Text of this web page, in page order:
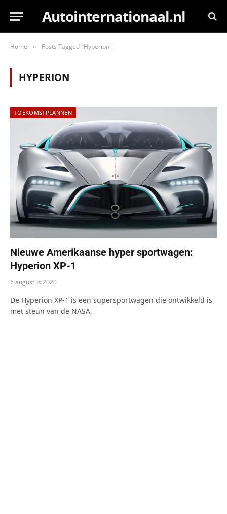
Autointernationaal.nl
Home » Posts Tagged "Hyperion"
HYPERION
TOEKOMSTPLANNEN
Nieuwe Amerikaanse hyper sportwagen:
Hyperion XP-1
6 augustus 2020
De Hyperion XP-1 is een supersportwagen die ontwikkeld is
met steun van de NASA.